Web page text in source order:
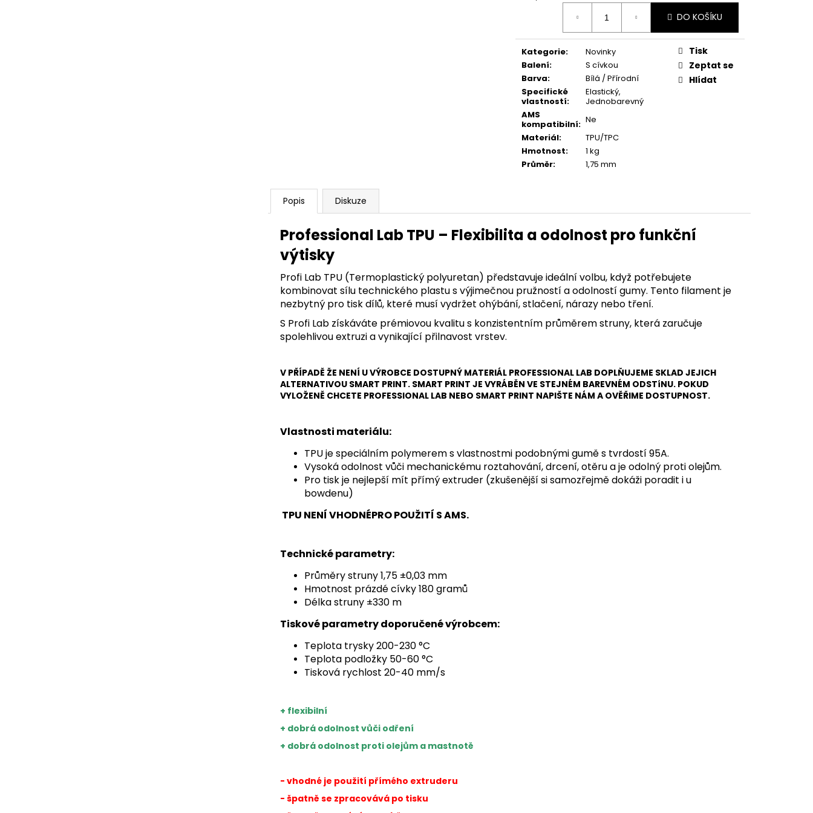
DO KOŠÍKU
Kategorie:
Novinky
Balení:
S cívkou
Barva:
Bílá / Přírodní
Specifické
vlastností:
Elastický,
Jednobarevný
AMS
kompatibilní: Ne
Materiál:
TPU/TPC
Hmotnost:
1 kg
Průměr: 1,75 mm
Tisk
Zeptat se
Hlídat
Popis Diskuze
Professional Lab TPU – Flexibilita a odolnost pro funkční
výtisky
Profi Lab TPU (Termoplastický polyuretan) představuje ideální volbu, když potřebujete
kombinovat sílu technického plastu s výjimečnou pružností a odolností gumy. Tento filament je
nezbytný pro tisk dílů, které musí vydržet ohýbání, stlačení, nárazy nebo tření.
S Profi Lab získáváte prémiovou kvalitu s konzistentním průměrem struny, která zaručuje
spolehlivou extruzi a vynikající přilnavost vrstev.
V PŘÍPADĚ ŽE NENÍ U VÝROBCE DOSTUPNÝ MATERIÁL PROFESSIONAL LAB DOPLŇUJEME SKLAD JEJICH
ALTERNATIVOU SMART PRINT. SMART PRINT JE VYRÁBĚN VE STEJNÉM BAREVNÉM ODSTíNU. POKUD
VYLOŽENĚ CHCETE PROFESSIONAL LAB NEBO SMART PRINT NAPIŠTE NÁM A OVĚŘIME DOSTUPNOST.
Vlastnosti materiálu:
TPU je speciálním polymerem s vlastnostmi podobnými gumě s tvrdostí 95A.
Vysoká odolnost vůči mechanickému roztahování, drcení, otěru a je odolný proti olejům.
Pro tisk je nejlepší mít přímý extruder (zkušenější si samozřejmě dokáži poradit i u
bowdenu)
TPU NENÍ VHODNÉPRO POUŽITÍ S AMS.
Technické parametry:
Průměry struny 1,75 ±0,03 mm
Hmotnost prázdé cívky 180 gramů
Délka struny ±330 m
Tiskové parametry doporučené výrobcem:
Teplota trysky 200-230 °C
Teplota podložky 50-60 °C
Tisková rychlost 20-40 mm/s
+ flexibilní
+ dobrá odolnost vůči odření
+ dobrá odolnost proti olejům a mastnotě
- vhodné je použití přímého extruderu
- špatně se zpracovává po tisku